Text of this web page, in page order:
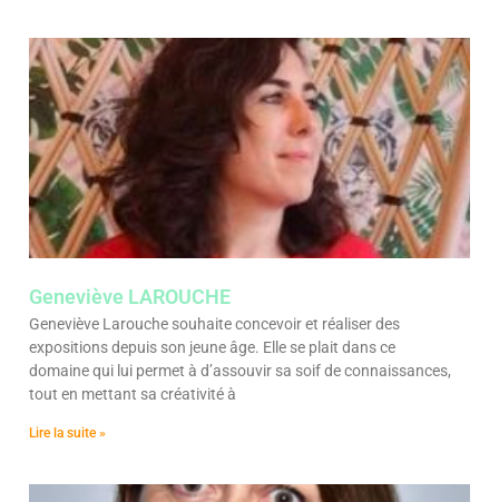
Geneviève LAROUCHE
Geneviève Larouche souhaite concevoir et réaliser des
expositions depuis son jeune âge. Elle se plait dans ce
domaine qui lui permet à d’assouvir sa soif de connaissances,
tout en mettant sa créativité à
Lire la suite »